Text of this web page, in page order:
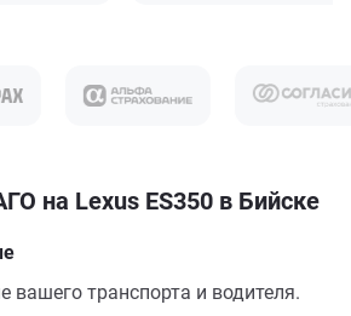
на Lexus ES350 в Бийске
вашего транспорта и водителя.